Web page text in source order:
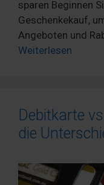
sparen Beginnen
Geschenkekauf,
Angeboten und
Weiterlesen
Debitkarte
die